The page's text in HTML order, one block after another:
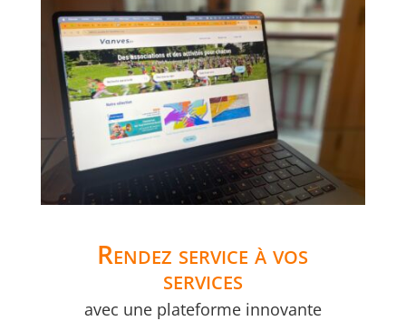
Rendez service à vos
services
avec une plateforme innovante